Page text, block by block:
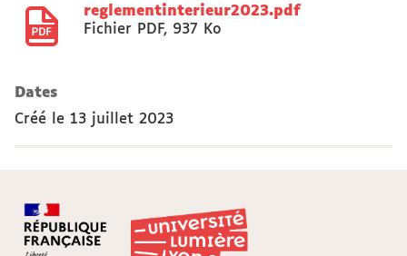
reglementinterieur2023.pdf
Fichier PDF, 937 Ko
Dates
Créé le 13 juillet 2023